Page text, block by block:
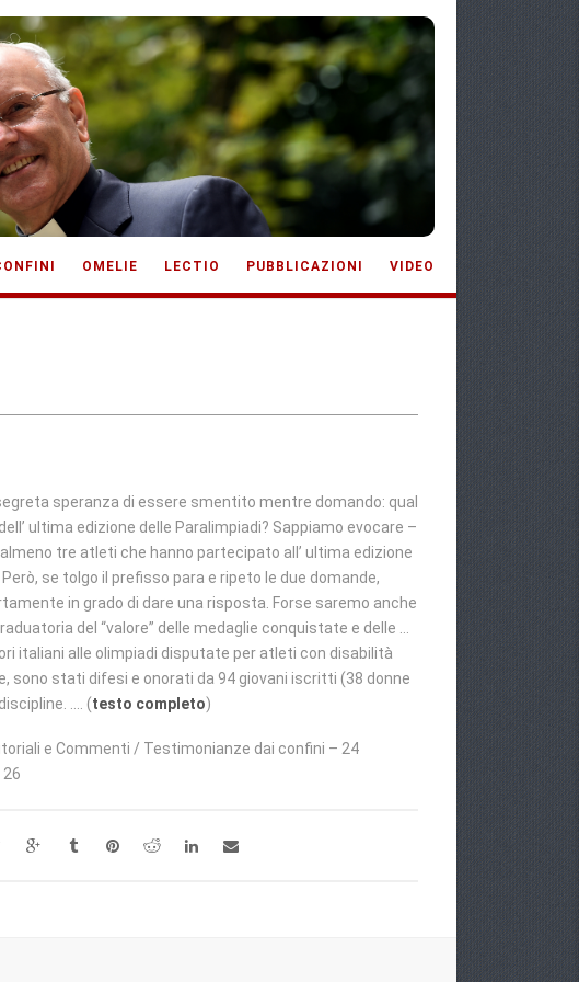
OMELIE LECTIO PUBBLICAZIONI VIDEO
speranza di essere smentito mentre domando: qual
ultima edizione delle Paralimpiadi? Sappiamo evocare –
tre atleti che hanno partecipato all’ ultima edizione
Però, se tolgo il prefisso para e ripeto le due domande,
in grado di dare una risposta. Forse saremo anche
del “valore” delle medaglie conquistate e delle …
italiani alle olimpiadi disputate per atleti con disabilità
sono stati difesi e onorati da 94 giovani iscritti (38 donne
…. (testo completo)
e Commenti / Testimonianze dai confini – 24